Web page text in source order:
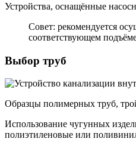
Устройства, оснащённые
Совет: рекомендуется
соответствующем
Выбор труб
Образцы полимерных труб,
Использование чугунных
полиэтиленовые или